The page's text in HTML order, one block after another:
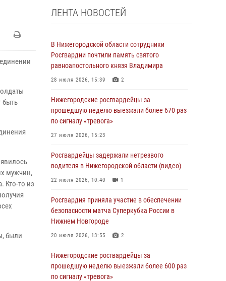
быть
мужчин,
Кто-то из
были
ЛЕНТА НОВОСТЕЙ
В Нижегородской области сотрудники
Росгвардии почтили память святого
равноапостольного князя Владимира
28 июля 2026, 15:39 2
Нижегородские росгвардейцы за
прошедшую неделю выезжали более 670 раз
по сигналу «тревога»
27 июля 2026, 15:23
Росгвардейцы задержали нетрезвого
водителя в Нижегородской области (видео)
22 июля 2026, 10:40 1
Росгвардия приняла участие в обеспечении
безопасности матча Суперкубка России в
Нижнем Новгороде
20 июля 2026, 13:55 2
Нижегородские росгвардейцы за
прошедшую неделю выезжали более 600 раз
по сигналу «тревога»